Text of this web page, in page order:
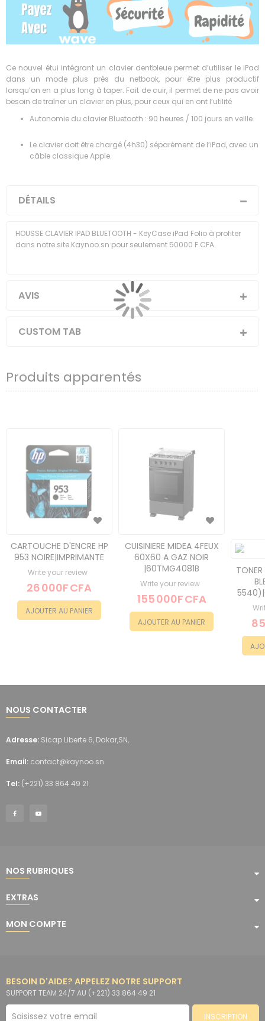
Ce nouvel étui intégrant un clavier dentbleue permet d’utiliser le iPad
dans un mode plus près du netbook, pour être plus productif
lorsqu’on en a plus long à taper. Fait de cuir, il permet de ne pas avoir
besoin de traîner un clavier en plus, pour ceux qui en ont l’utilité
Autonomie du clavier Bluetooth : 90 heures / 100 jours en veille.
Le clavier doit être chargé (4h30) séparément de l’iPad, avec un
câble classique Apple.
gallery
DÉTAILS
HOUSSE CLAVIER IPAD BLUETOOTH - KeyCase iPad Folio à profiter
dans notre site Kaynoo.sn pour seulement 50000 F.CFA.
AVIS
CUSTOM TAB
Produits apparentés
CARTOUCHE D'ENCRE HP
953 NOIRE|IMPRIMANTE
Write your review
26 000F CFA
AJOUTER AU PANIER
CUISINIERE MIDEA 4FEUX
60X60 A GAZ NOIR
|60TMG4081B
Write your review
155 000F CFA
AJOUTER AU PANIER
NOUS CONTACTER
Adresse: Sicap Liberte 6, Dakar,SN,
Email: contact@kaynoo.sn
Tel: (+221) 33 864 49 21
NOS RUBRIQUES
EXTRAS
MON COMPTE
BESOIN D'AIDE? APPELEZ NOTRE SUPPORT
SUPPORT TEAM 24/7 AU (+221) 33 864 49 21
INSCRIPTION